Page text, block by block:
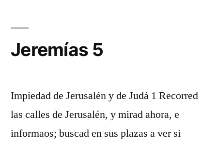
Jeremías 5
Impiedad de Jerusalén y de Judá 1 Recorred
las calles de Jerusalén, y mirad ahora, e
informaos; buscad en sus plazas a ver si